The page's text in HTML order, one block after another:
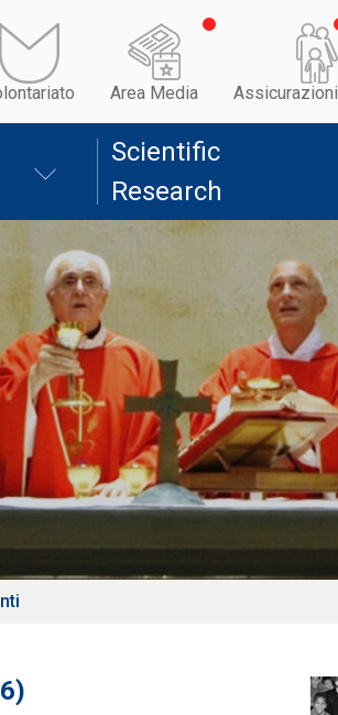
Area Media
Scientific
Research